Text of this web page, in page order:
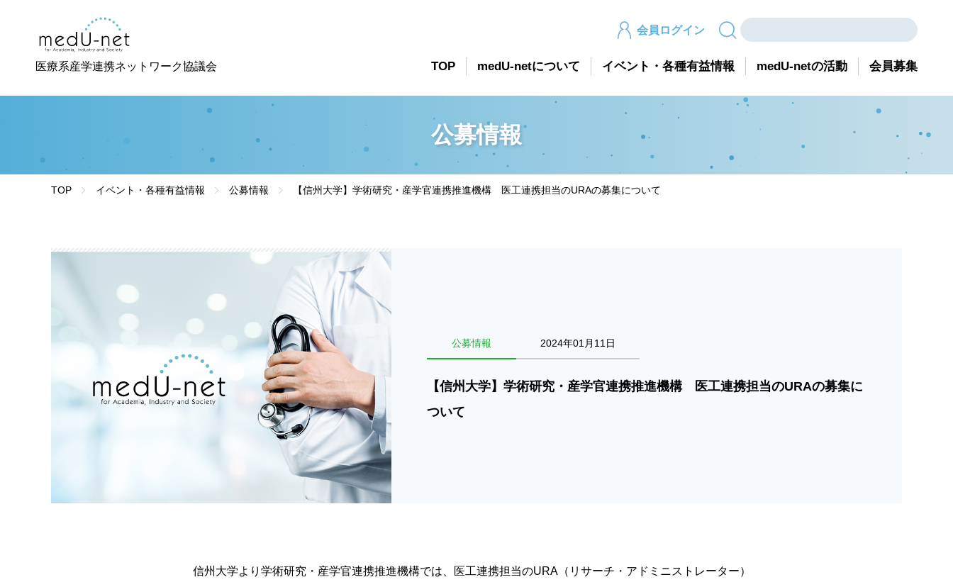
医療系産学連携ネットワーク協議会
会員ログイン
TOP medU-netについて イベント・各種有益情報 medU-netの活動 会員募集
公募情報
TOP イベント・各種有益情報 公募情報 【信州大学】学術研究・産学官連携推進機構 医工連携担当のURAの募集について
公募情報 2024年01月11日
【信州大学】学術研究・産学官連携推進機構 医工連携担当のURAの募集に
ついて
信州大学より学術研究・産学官連携推進機構では、医工連携担当のURA（リサーチ・アドミニストレーター）